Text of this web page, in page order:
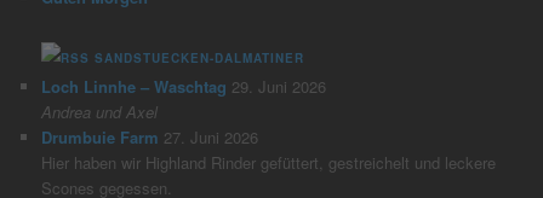
SANDSTUECKEN-DALMATINER
Loch Linnhe – Waschtag 29. Juni 2026
Andrea und Axel
Drumbuie Farm 27. Juni 2026
Hier haben wir Highland Rinder gefüttert, gestreichelt und leckere
Scones gegessen.